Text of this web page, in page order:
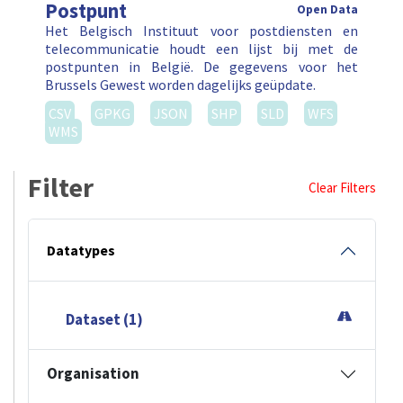
Postpunt Open Data
Het Belgisch Instituut voor postdiensten en
telecommunicatie houdt een lijst bij met de
postpunten in België. De gegevens voor het
Brussels Gewest worden dagelijks geüpdate.
CSV
GPKG JSON SHP SLD
WFS
WMS
Filter Clear Filters
Datatypes
Dataset (1)
Organisation